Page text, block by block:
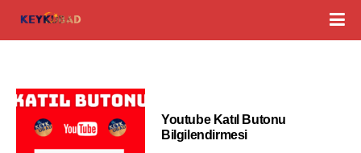
Youtube Katıl Butonu
Bilgilendirmesi